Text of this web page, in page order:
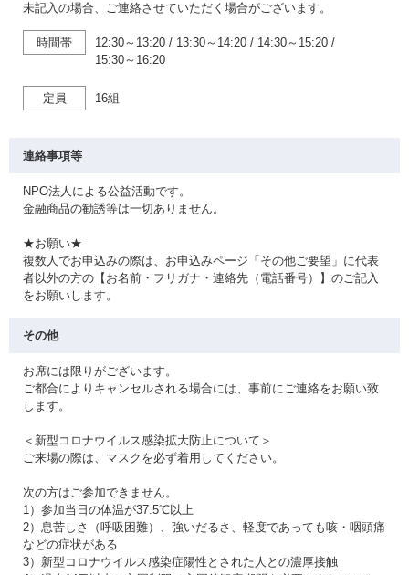
未記入の場合、ご連絡させていただく場合がございます。
時間帯 12:30～13:20 / 13:30～14:20 / 14:30～15:20 /
15:30～16:20
定員 16組
連絡事項等
NPO法人による公益活動です。
金融商品の勧誘等は一切ありません。
★お願い★
複数人でお申込みの際は、お申込みページ「その他ご要望」に代表
者以外の方の【お名前・フリガナ・連絡先（電話番号）】のご記入
をお願いします。
その他
お席には限りがございます。
ご都合によりキャンセルされる場合には、事前にご連絡をお願い致
します。
＜新型コロナウイルス感染拡大防止について＞
ご来場の際は、マスクを必ず着用してください。
次の方はご参加できません。
1）参加当日の体温が37.5℃以上
2）息苦しさ（呼吸困難）、強いだるさ、軽度であっても咳・咽頭痛
などの症状がある
3）新型コロナウイルス感染症陽性とされた人との濃厚接触